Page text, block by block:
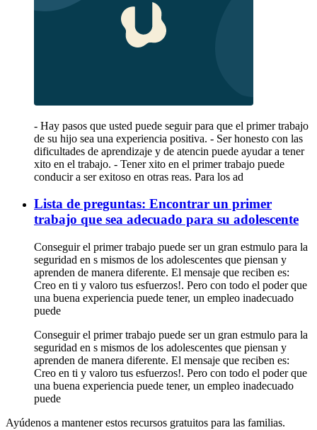
- Hay pasos que usted puede seguir para que el primer trabajo
de su hijo sea una experiencia positiva. - Ser honesto con las
dificultades de aprendizaje y de atencin puede ayudar a tener
xito en el trabajo. - Tener xito en el primer trabajo puede
conducir a ser exitoso en otras reas. Para los ad
Lista de preguntas: Encontrar un primer
trabajo que sea adecuado para su adolescente
Conseguir el primer trabajo puede ser un gran estmulo para la
seguridad en s mismos de los adolescentes que piensan y
aprenden de manera diferente. El mensaje que reciben es:
Creo en ti y valoro tus esfuerzos!. Pero con todo el poder que
una buena experiencia puede tener, un empleo inadecuado
puede
Conseguir el primer trabajo puede ser un gran estmulo para la
seguridad en s mismos de los adolescentes que piensan y
aprenden de manera diferente. El mensaje que reciben es:
Creo en ti y valoro tus esfuerzos!. Pero con todo el poder que
una buena experiencia puede tener, un empleo inadecuado
puede
Ayúdenos a mantener estos recursos gratuitos para las familias.